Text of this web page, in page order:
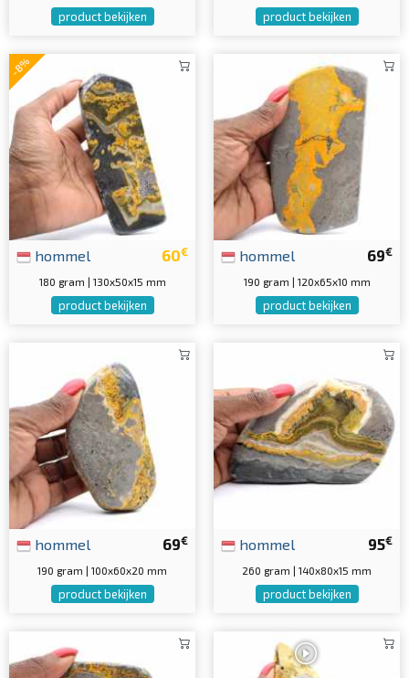
product bekijken product bekijken
-8%
60€
hommel
180 gram | 130x50x15 mm
product bekijken
69€
hommel
190 gram | 120x65x10 mm
product bekijken
69€
hommel
190 gram | 100x60x20 mm
product bekijken
95€
hommel
260 gram | 140x80x15 mm
product bekijken